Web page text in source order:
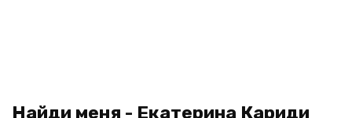
Найди меня - Екатерина Кариди